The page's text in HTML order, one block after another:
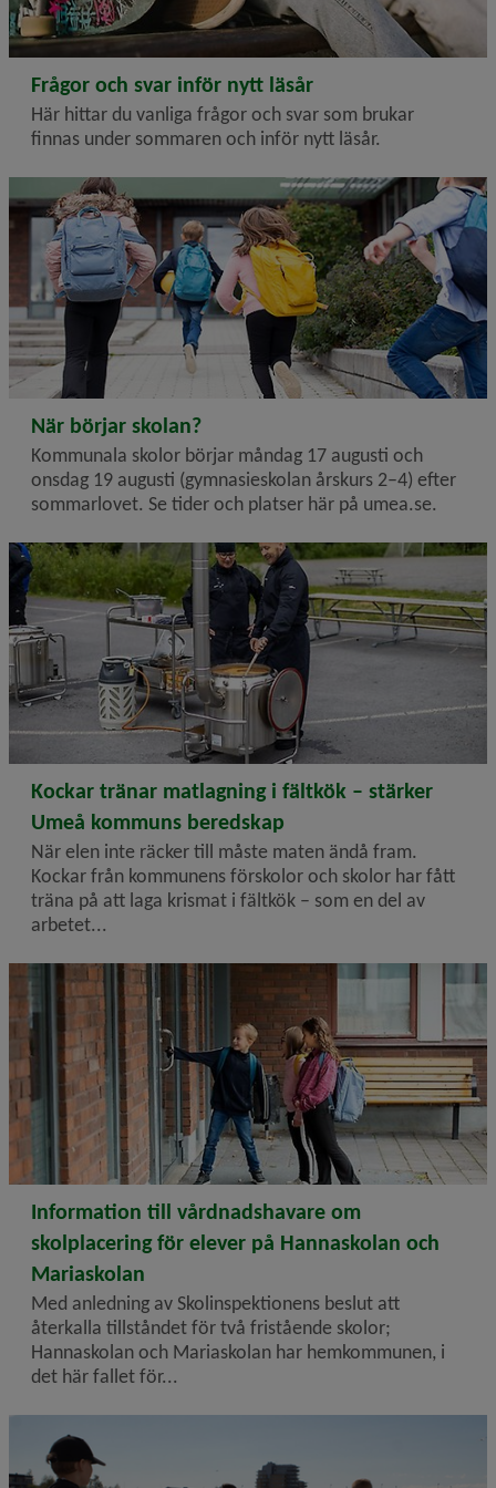
2026-06-17
Frågor och svar inför nytt läsår
Här hittar du vanliga frågor och svar som brukar
finnas under sommaren och inför nytt läsår.
2026-06-17
När börjar skolan?
Kommunala skolor börjar måndag 17 augusti och
onsdag 19 augusti (gymnasieskolan årskurs 2–4) efter
sommarlovet. Se tider och platser här på umea.se.
2026-06-16
Kockar tränar matlagning i fältkök – stärker
Umeå kommuns beredskap
När elen inte räcker till måste maten ändå fram.
Kockar från kommunens förskolor och skolor har fått
träna på att laga krismat i fältkök – som en del av
arbetet...
2026-06-15
Information till vårdnadshavare om
skolplacering för elever på Hannaskolan och
Mariaskolan
Med anledning av Skolinspektionens beslut att
återkalla tillståndet för två fristående skolor;
Hannaskolan och Mariaskolan har hemkommunen, i
det här fallet för...